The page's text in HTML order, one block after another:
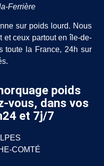
Ferrière
sur poids lourd. Nous
et ceux partout en île-de-
toute la France, 24h sur
poids
vous, dans vos
et 7j/7
COMTÉ